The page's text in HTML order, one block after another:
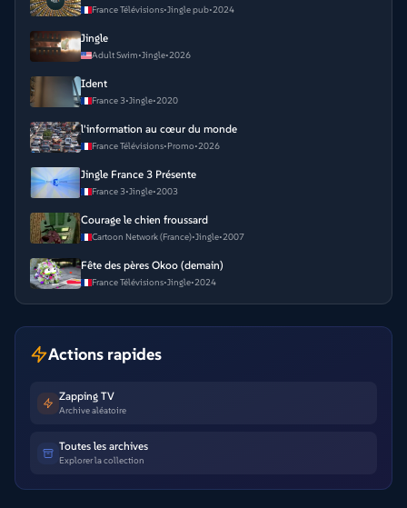
France Télévisions•Jingle pub•2024
Jingle
Adult Swim•Jingle•2026
Ident
France 3•Jingle•2020
l'information au cœur du monde
France Télévisions•Promo•2026
Jingle France 3 Présente
France 3•Jingle•2003
Courage le chien froussard
Cartoon Network (France)•Jingle•2007
Fête des pères Okoo (demain)
France Télévisions•Jingle•2024
Actions rapides
Zapping TV
Archive aléatoire
Toutes les archives
Explorer la collection